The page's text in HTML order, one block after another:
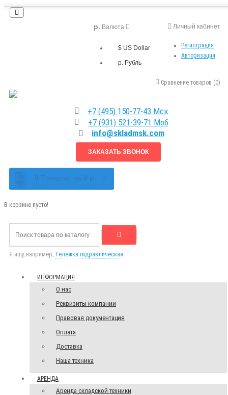
Личный кабинет
Регистрация
Авторизация
р. Валюта
$ US Dollar
р. Рубль
Сравнение товаров (0)
+7 (495) 150-77-43 Мск
+7 (931) 521-39-71 Моб
info@skladmsk.com
ЗАКАЗАТЬ ЗВОНОК
0 Tоваров, на 0 р.
В корзине пусто!
Я ищу, например, Тележка гидравлическая
ИНФОРМАЦИЯ
О нас
Реквизиты компании
Правовая документация
Оплата
Доставка
Наша техника
АРЕНДА
Аренда складской техники